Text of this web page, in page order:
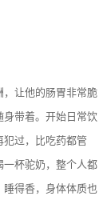
，让他的肠胃非常脆
身带着。开始日常饮
犯过，比吃药都管
一杯驼奶，整个人都
睡得香，身体体质也